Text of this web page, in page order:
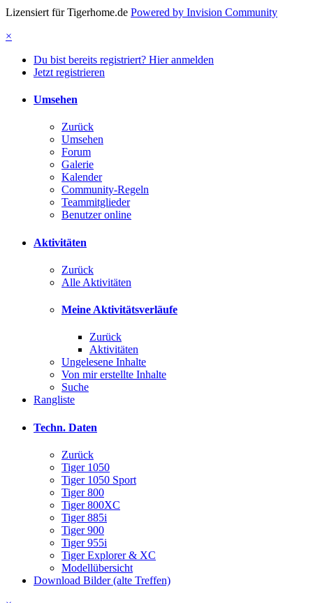
Lizensiert für Tigerhome.de Powered by Invision Community
×
Du bist bereits registriert? Hier anmelden
Jetzt registrieren
Umsehen
Zurück
Umsehen
Forum
Galerie
Kalender
Community-Regeln
Teammitglieder
Benutzer online
Aktivitäten
Zurück
Alle Aktivitäten
Meine Aktivitätsverläufe
Zurück
Aktivitäten
Ungelesene Inhalte
Von mir erstellte Inhalte
Suche
Rangliste
Techn. Daten
Zurück
Tiger 1050
Tiger 1050 Sport
Tiger 800
Tiger 800XC
Tiger 885i
Tiger 900
Tiger 955i
Tiger Explorer & XC
Modellübersicht
Download Bilder (alte Treffen)